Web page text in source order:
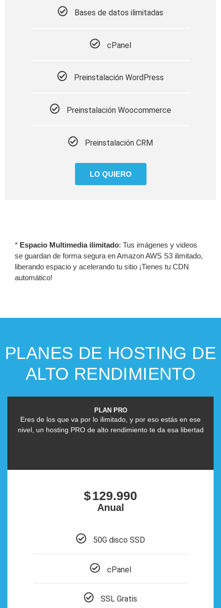
Bases de datos ilimitadas
cPanel
Preinstalación WordPress
Preinstalación Woocommerce
Preinstalación CRM
LO QUIERO
* Espacio Multimedia ilimitado: Tus imágenes y videos
se guardan de forma segura en Amazon AWS S3 ilimitado,
liberando espacio y acelerando tu sitio ¡Tienes tu CDN
automático!
PLANES DE HOSTING DE
ALTO RENDIMIENTO
PLAN PRO
Eres de los que va por lo ilimitado, y por eso estás en ese
nivel, un hosting PRO de alto rendimiento te da esa libertad
$129.990
Anual
50G disco SSD
cPanel
SSL Gratis